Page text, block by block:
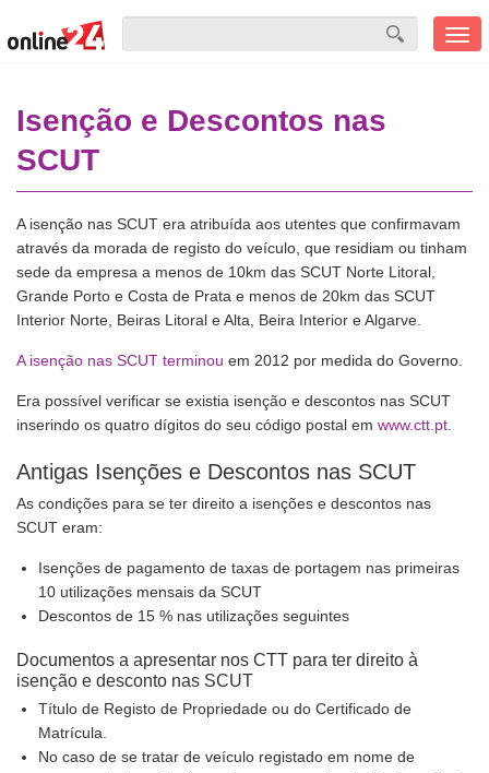
Isenção e Descontos nas
SCUT
A isenção nas SCUT era atribuída aos utentes que confirmavam
através da morada de registo do veículo, que residiam ou tinham
sede da empresa a menos de 10km das SCUT Norte Litoral,
Grande Porto e Costa de Prata e menos de 20km das SCUT
Interior Norte, Beiras Litoral e Alta, Beira Interior e Algarve.
A isenção nas SCUT terminou em 2012 por medida do Governo.
Era possível verificar se existia isenção e descontos nas SCUT
inserindo os quatro dígitos do seu código postal em www.ctt.pt
Antigas Isenções e Descontos nas SCUT
As condições para se ter direito a isenções e descontos nas
SCUT eram:
Isenções de pagamento de taxas de portagem nas primeiras
10 utilizações mensais da SCUT
Descontos de 15 % nas utilizações seguintes
Documentos a apresentar nos CTT para ter direito à
isenção e desconto nas SCUT
Título de Registo de Propriedade ou do Certificado de
Matrícula.
No caso de se tratar de veículo registado em nome de